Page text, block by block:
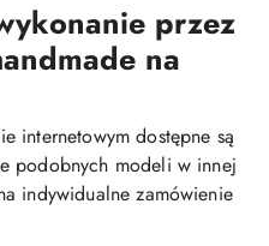
przez
na
internetowym dostępne są
podobnych modeli w innej
indywidualne zamówienie